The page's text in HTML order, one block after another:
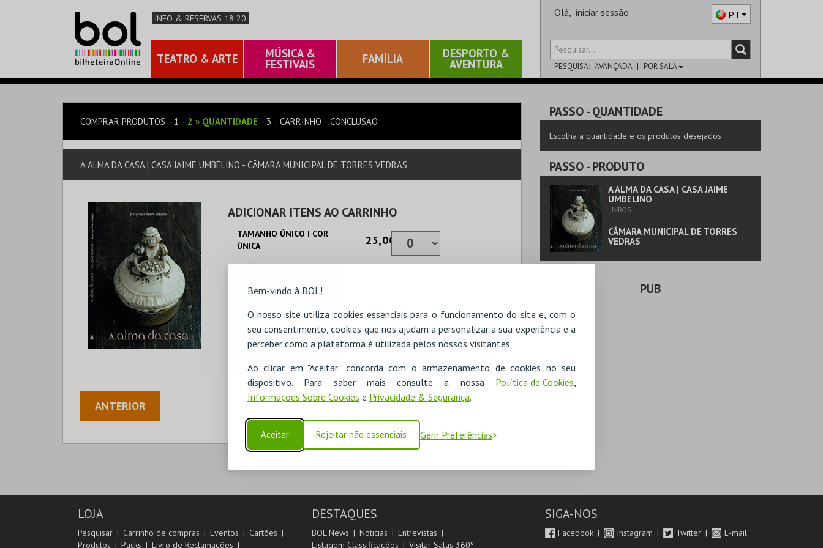
Bem-vindo à BOL!
O nosso site utiliza cookies essenciais para o funcionamento do site e, com o
seu consentimento, cookies que nos ajudam a personalizar a sua experiência e a
perceber como a plataforma é utilizada pelos nossos visitantes.
Ao clicar em "Aceitar" concorda com o armazenamento de cookies no seu
dispositivo. Para saber mais consulte a nossa Política de Cookies
Informações Sobre Cookies e Privacidade & Segurança.
Aceitar Rejeitar não essenciais Gerir Preferências
INFO & RESERVAS 18 20
TEATRO & ARTE MÚSICA &
FESTIVAIS FAMÍLIA DESPORTO &
AVENTURA
Olá, iniciar sessão PT
PESQUISA: AVANÇADA POR SALA
COMPRAR PRODUTOS 1 2 » QUANTIDADE 3 CARRINHO CONCLUSÃO
A ALMA DA CASA | CASA JAIME UMBELINO - CÂMARA MUNICIPAL DE TORRES VEDRAS
ADICIONAR ITENS AO CARRINHO
TAMANHO ÚNICO | COR
ÚNICA
25,00€
ADICIONAR
ANTERIOR SEGUINTE
PASSO- QUANTIDADE
Escolha a quantidade e os produtos desejados
PASSO- PRODUTO
A ALMA DA CASA | CASA JAIME
UMBELINO
LIVROS
CÂMARA MUNICIPAL DE TORRES
VEDRAS
PUB
LOJA
Pesquisar Carrinho de compras Eventos
Cartões
Produtos
Packs Livro de Reclamações
DESTAQUES
BOL News Noticias
Entrevistas
Listagem Classificações
Visitar Salas 360º
SIGA-NOS
Facebook Instagram Twitter E-mail